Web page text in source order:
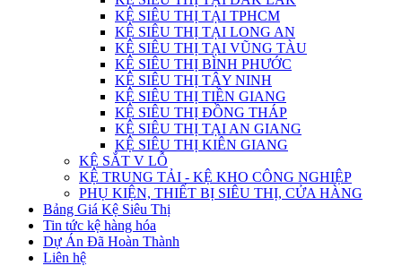
KỆ SIÊU THỊ TẠI TPHCM
KỆ SIÊU THỊ TẠI LONG AN
KỆ SIÊU THỊ TẠI VŨNG TÀU
KỆ SIÊU THỊ BÌNH PHƯỚC
KỆ SIÊU THỊ TÂY NINH
KỆ SIÊU THỊ TIỀN GIANG
KỆ SIÊU THỊ ĐỒNG THÁP
KỆ SIÊU THỊ TẠI AN GIANG
KỆ SIÊU THỊ KIÊN GIANG
KỆ SẮT V LỖ
KỆ TRUNG TẢI - KỆ KHO CÔNG NGHIỆP
PHỤ KIỆN, THIẾT BỊ SIÊU THỊ, CỬA HÀNG
Bảng Giá Kệ Siêu Thị
Tin tức kệ hàng hóa
Dự Án Đã Hoàn Thành
Liên hệ